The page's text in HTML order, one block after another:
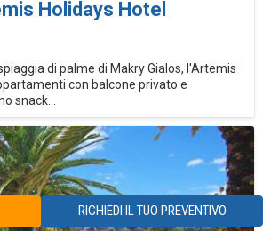
Holidays Hotel
di palme di Makry Gialos, l'Artemis
con balcone privato e
snack...
RICHIEDI IL TUO PREVENTIVO